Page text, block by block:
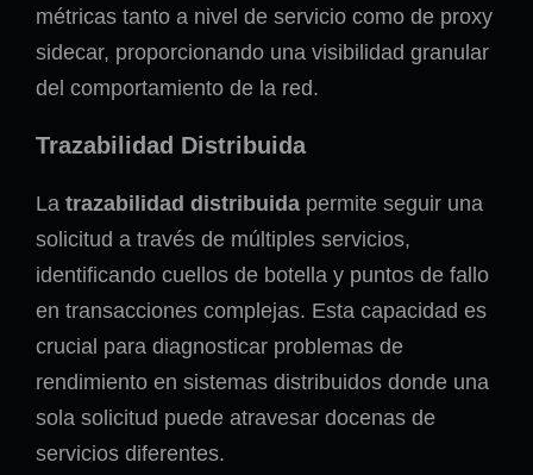
métricas tanto a nivel de servicio como de proxy
sidecar, proporcionando una visibilidad granular
del comportamiento de la red.
Trazabilidad Distribuida
La trazabilidad distribuida permite seguir una
solicitud a través de múltiples servicios,
identificando cuellos de botella y puntos de fallo
en transacciones complejas. Esta capacidad es
crucial para diagnosticar problemas de
rendimiento en sistemas distribuidos donde una
sola solicitud puede atravesar docenas de
servicios diferentes.